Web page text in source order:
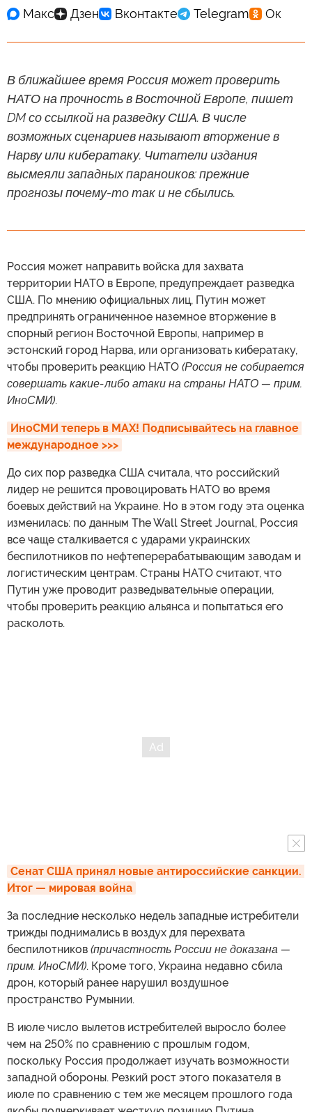
В ближайшее время Россия может проверить
НАТО на прочность в Восточной Европе, пишет
DM со ссылкой на разведку США. В числе
возможных сценариев называют вторжение в
Нарву или кибератаку. Читатели издания
высмеяли западных параноиков: прежние
прогнозы почему-то так и не сбылись.
Россия может направить войска для захвата
территории НАТО в Европе, предупреждает разведка
США. По мнению официальных лиц, Путин может
предпринять ограниченное наземное вторжение в
спорный регион Восточной Европы, например в
эстонский город Нарва, или организовать кибератаку,
чтобы проверить реакцию НАТО (Россия не собирается
совершать какие-либо атаки на страны НАТО — прим.
ИноСМИ).
ИноСМИ теперь в MAX! Подписывайтесь на главное
международное >>>
До сих пор разведка США считала, что российский
лидер не решится провоцировать НАТО во время
боевых действий на Украине. Но в этом году эта оценка
изменилась: по данным The Wall Street Journal, Россия
все чаще сталкивается с ударами украинских
беспилотников по нефтеперерабатывающим заводам и
логистическим центрам. Страны НАТО считают, что
Путин уже проводит разведывательные операции,
чтобы проверить реакцию альянса и попытаться его
расколоть.
Сенат США принял новые антироссийские санкции.
Итог — мировая война
За последние несколько недель западные истребители
трижды поднимались в воздух для перехвата
беспилотников (причастность России не доказана —
прим. ИноСМИ). Кроме того, Украина недавно сбила
дрон, который ранее нарушил воздушное
пространство Румынии.
В июле число вылетов истребителей выросло более
чем на 250% по сравнению с прошлым годом,
поскольку Россия продолжает изучать возможности
западной обороны. Резкий рост этого показателя в
июле по сравнению с тем же месяцем прошлого года